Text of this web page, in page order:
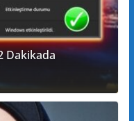
Dakikada